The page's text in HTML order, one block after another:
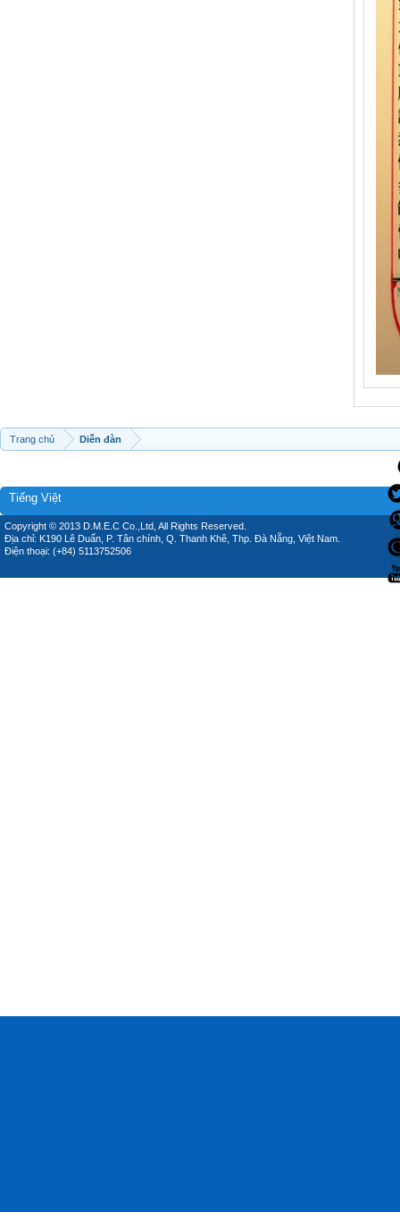
Trang chủ Diễn đàn
Tiếng Việt
Copyright © 2013 D.M.E.C Co.,Ltd, All Rights Reserved.
Địa chỉ: K190 Lê Duẩn, P. Tân chính, Q. Thanh Khê, Thp. Đà Nẵng, Việt Nam.
Điện thoại: (+84) 5113752506